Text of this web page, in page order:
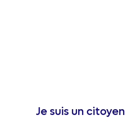
Je suis un citoyen